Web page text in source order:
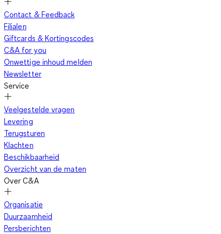
Contact & Feedback
Filialen
Giftcards & Kortingscodes
C&A for you
Onwettige inhoud melden
Newsletter
Service
Veelgestelde vragen
Levering
Terugsturen
Klachten
Beschikbaarheid
Overzicht van de maten
Over C&A
Organisatie
Duurzaamheid
Persberichten